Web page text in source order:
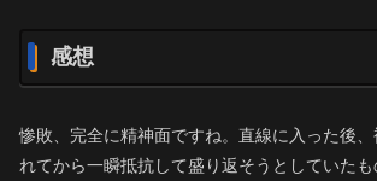
感想
惨敗、完全に精神面ですね。直線に入った後
れてから一瞬抵抗して盛り返そうとしていた